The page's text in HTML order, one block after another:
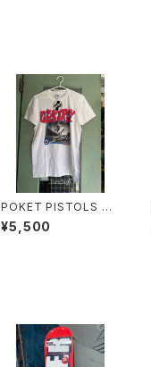
POKET PISTOLS PP
S TEE tシャツ
¥5,500